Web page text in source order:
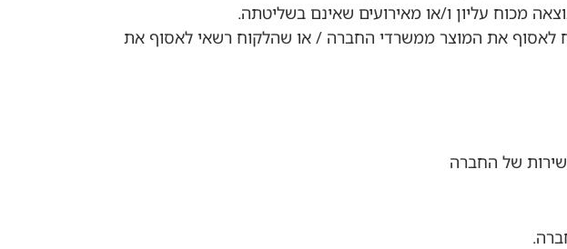
מכוח עליון ו/או מאירועים שאינם בשליטתה.
לאסוף את המוצר ממשרדי החברה / או שהלקוח רשאי לאסוף את